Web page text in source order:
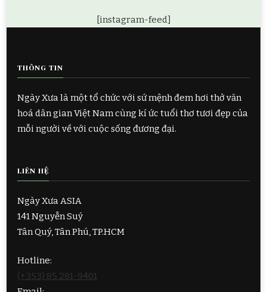
[instagram-feed]
THÔNG TIN
Ngày Xưa là một tổ chức với sứ mệnh đem hơi thở văn
hoá dân gian Việt Nam cùng kí ức tuổi thơ tươi đẹp của
mỗi người về với cuộc sống đương đại.
LIÊN HỆ
Ngày Xưa ASIA
141 Nguyễn Suý
Tân Quý, Tân Phú, TP.HCM
Hotline:
(+353) 85 281-9401